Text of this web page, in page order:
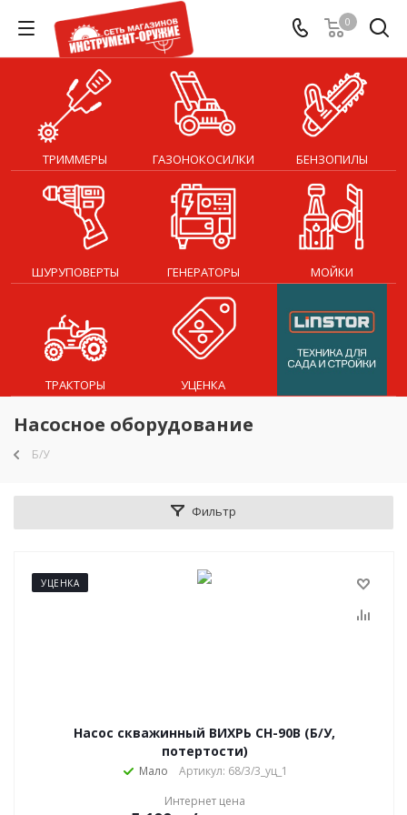
0
ТРИММЕРЫ ГАЗОНОКОСИЛКИ БЕНЗОПИЛЫ
ШУРУПОВЕРТЫ ГЕНЕРАТОРЫ МОЙКИ
ТРАКТОРЫ УЦЕНКА
Насосное оборудование
Б/У
Фильтр
УЦЕНКА
Насос скважинный ВИХРЬ СН-90B (Б/У,
потертости)
Мало
Артикул: 68/3/3_уц_1
Интернет цена